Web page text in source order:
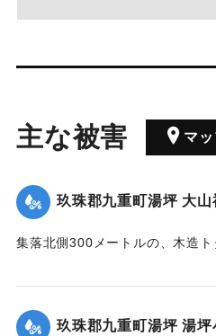
主な被害 マ
玖珠郡九重町湯坪 大山
集落北側300メートルの、木造
玖珠郡九重町湯坪 湯坪